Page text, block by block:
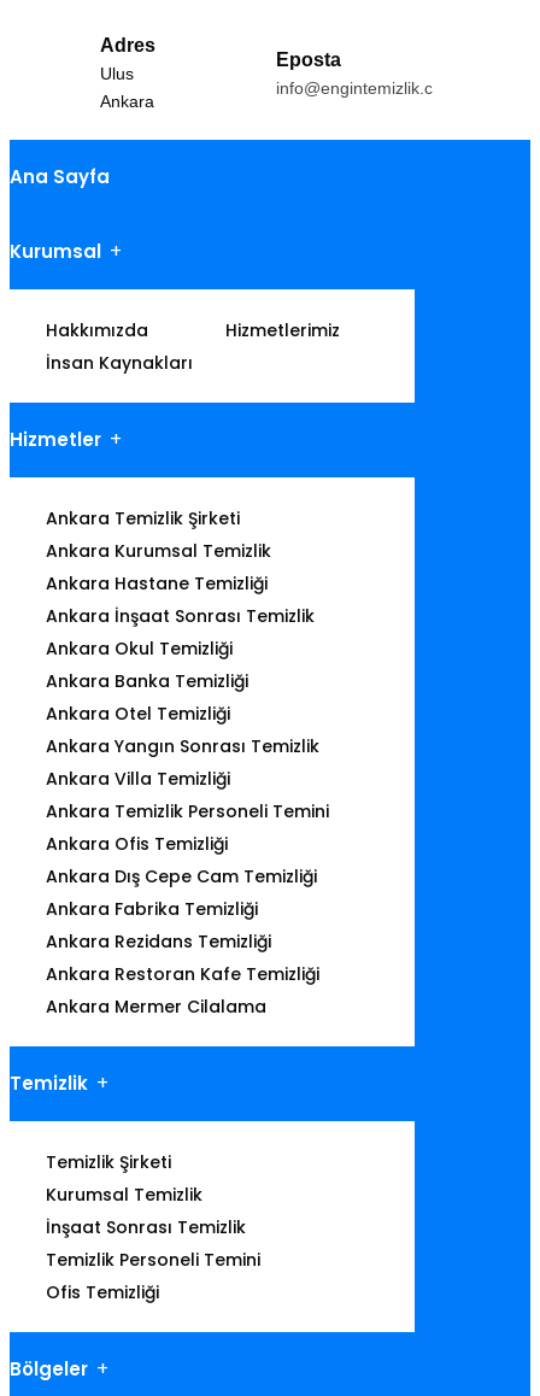
Adres
Ulus
Ankara
Eposta
info@engintemizlik.com
Ana Sayfa
Kurumsal
Hakkımızda
Hizmetlerimiz
İnsan Kaynakları
Hizmetler
Ankara Temizlik Şirketi
Ankara Kurumsal Temizlik
Ankara Hastane Temizliği
Ankara İnşaat Sonrası Temizlik
Ankara Okul Temizliği
Ankara Banka Temizliği
Ankara Otel Temizliği
Ankara Yangın Sonrası Temizlik
Ankara Villa Temizliği
Ankara Temizlik Personeli Temini
Ankara Ofis Temizliği
Ankara Dış Cepe Cam Temizliği
Ankara Fabrika Temizliği
Ankara Rezidans Temizliği
Ankara Restoran Kafe Temizliği
Ankara Mermer Cilalama
Temizlik
Temizlik Şirketi
Kurumsal Temizlik
İnşaat Sonrası Temizlik
Temizlik Personeli Temini
Ofis Temizliği
Bölgeler